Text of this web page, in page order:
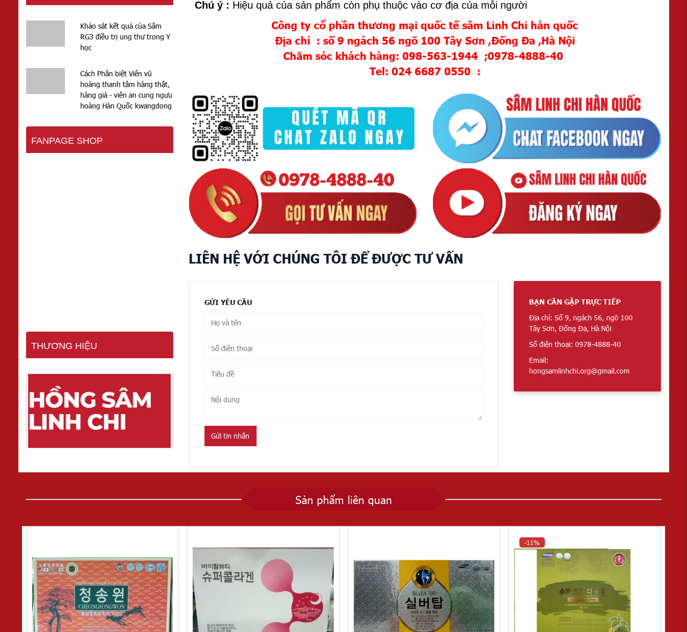
Khảo sát kết quả của Sâm
RG3 điều trị ung thư trong Y
học
Cách Phân biệt Viên vũ
hoàng thanh tâm hàng thật,
hàng giả - viên an cung ngưu
hoàng Hàn Quốc kwangdong
FANPAGE SHOP
THƯƠNG HIỆU
Chú ý : Hiệu quả của sản phẩm còn phụ thuộc vào cơ địa của mỗi người
Công ty cổ phần thương mại quốc tế sâm Linh Chi hàn quốc
Địa chỉ : số 9 ngách 56 ngõ 100 Tây Sơn ,Đống Đa ,Hà Nội
Chăm sóc khách hàng: 098-563-1944 ;0978-4888-40
Tel: 024 6687 0550 :
LIÊN HỆ VỚI CHÚNG TÔI ĐỂ ĐƯỢC TƯ VẤN
GỬI YÊU CẦU
Gửi tin nhắn
BẠN CẦN GẶP TRỰC TIẾP
Địa chỉ: Số 9, ngách 56, ngõ 100
Tây Sơn, Đống Đa, Hà Nội
Số điện thoại: 0978-4888-40
Email:
hongsamlinhchi.org@gmail.com
Sản phẩm liên quan
-11%